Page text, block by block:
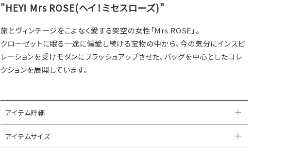
"HEY! Mrs ROSE(ヘイ！ミセスローズ)"
旅とヴィンテージをこよなく愛する架空の女性「Mrs ROSE」。
クローゼットに眠る一途に偏愛し続ける宝物の中から、今の気分にインスピ
レーションを受けモダンにブラッシュアップさせた、バッグを中心としたコレ
クションを展開しています。
アイテム詳細
アイテムサイズ